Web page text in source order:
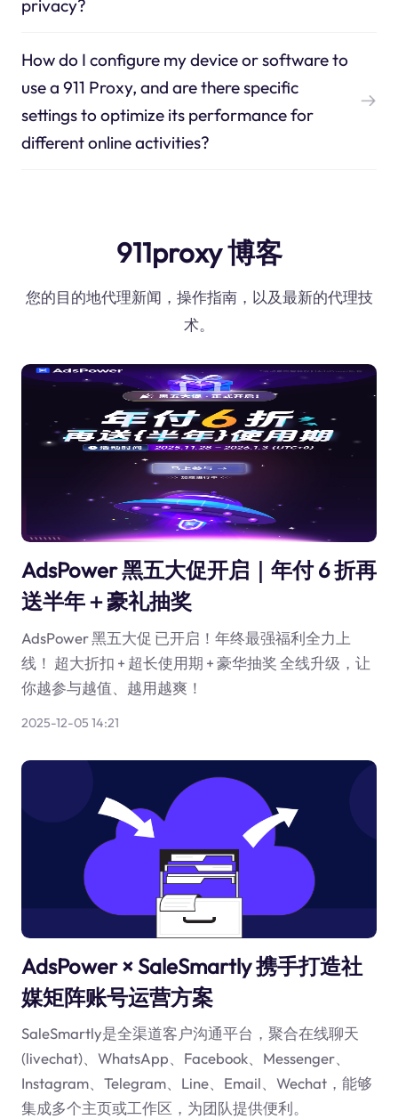
privacy?
How do I configure my device or software to
use a 911 Proxy, and are there specific
settings to optimize its performance for
different online activities?
911proxy 博客
您的目的地代理新闻，操作指南，以及最新的代理技
术。
AdsPower 黑五大促开启｜年付 6 折再
送半年＋豪礼抽奖
AdsPower 黑五大促 已开启！年终最强福利全力上
线！ 超大折扣 + 超长使用期 + 豪华抽奖 全线升级，让
你越参与越值、越用越爽！
2025-12-05 14:21
AdsPower × SaleSmartly 携手打造社
媒矩阵账号运营方案
SaleSmartly是全渠道客户沟通平台，聚合在线聊天
(livechat)、WhatsApp、Facebook、Messenger、
Instagram、Telegram、Line、Email、Wechat，能够
集成多个主页或工作区，为团队提供便利。